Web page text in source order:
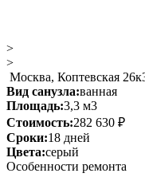
>
>
Москва, Коптевская
Вид санузла:ванная
Площадь:3,3 м3
Стоимость:282 630 ₽
Сроки:18 дней
Цвета:серый
Особенности ремонта